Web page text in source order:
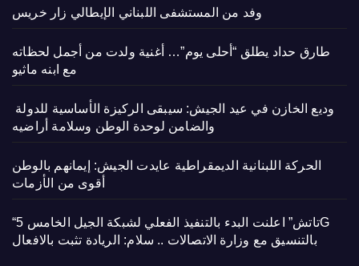
وفد من المستشفى اللبناني الإيطالي زار خريس
طارق حداد يطلق “أحلى يوم”… أغنية ولدت من أجمل لحظاته
مع ابنه ماثيو
والضامن لوحدة الوطن وسلامة أراضيه
الحركة اللبنانية الديمقراطية عايدت الجيش: إيمانهم بالوطن
أقوى من الأزمات
“تاتش” اعلنت البدء بالتنفيذ الفعلي لشبكة الجيل الخامس 5G
بالتنسيق مع وزارة الاتصالات .. سلام: الريادة تثبت بالافعال